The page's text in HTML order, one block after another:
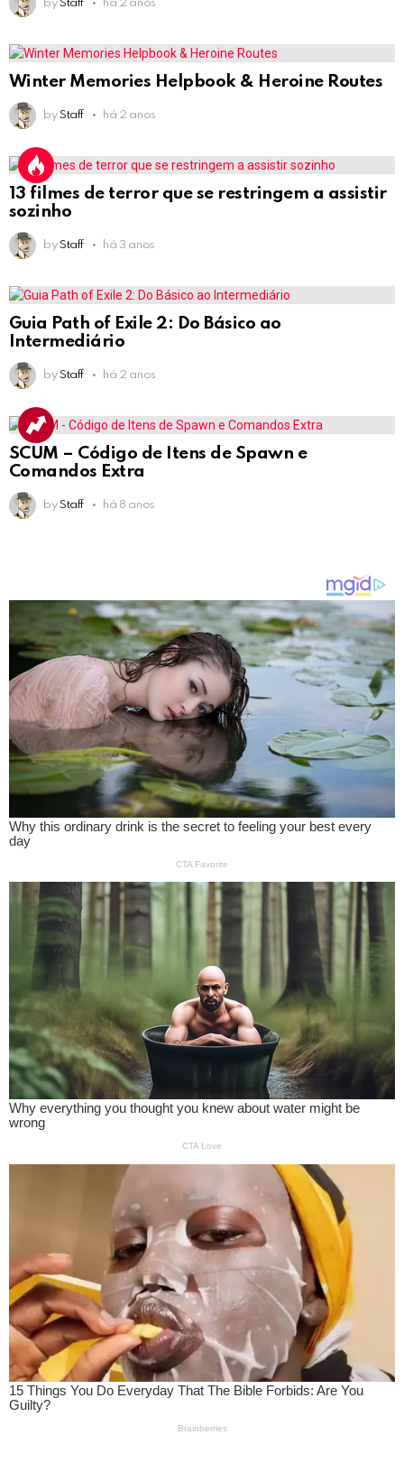
by Staff há 2 anos
Winter Memories Helpbook & Heroine Routes
by Staff há 2 anos
13 filmes de terror que se restringem a assistir
sozinho
by Staff há 3 anos
Guia Path of Exile 2: Do Básico ao
Intermediário
by Staff há 2 anos
SCUM – Código de Itens de Spawn e
Comandos Extra
by Staff há 8 anos